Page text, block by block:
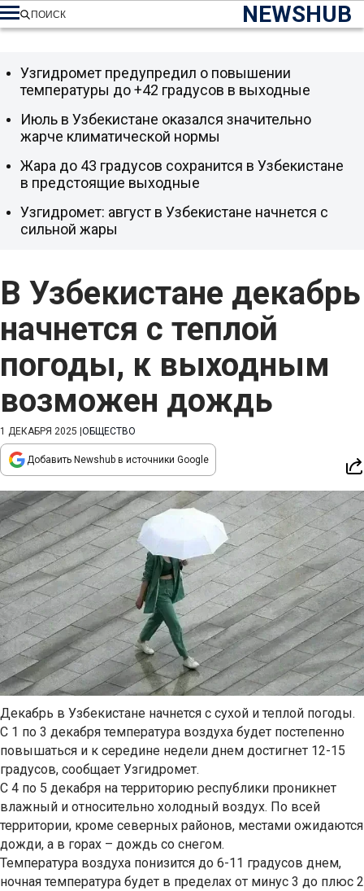
NEWSHUB
ПОИСК
В Узбекистане декабрь
начнется с теплой
погоды, к выходным
возможен дождь
1 ДЕКАБРЯ 2025 ОБЩЕСТВО
Добавить Newshub в источники Google
Декабрь в Узбекистане начнется с сухой и теплой погоды.
С 1 по 3 декабря температура воздуха будет постепенно
повышаться и к середине недели днем достигнет 12-15
градусов, сообщает Узгидромет.
С 4 по 5 декабря на территорию республики проникнет
влажный и относительно холодный воздух. По всей
территории, кроме северных районов, местами ожидаются
дожди, а в горах – дождь со снегом.
Температура воздуха понизится до 6-11 градусов днем,
ночная температура будет в пределах от минус 3 до плюс 2
Узгидромет предупредил о повышении
температуры до +42 градусов в выходные
Июль в Узбекистане оказался значительно
жарче климатической нормы
Жара до 43 градусов сохранится в Узбекистане
в предстоящие выходные
Узгидромет: август в Узбекистане начнется с
сильной жары